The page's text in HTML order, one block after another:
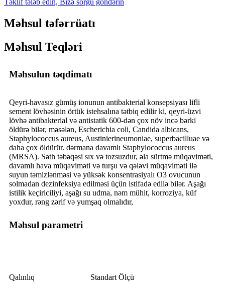
Təklif tələb edin, Bizə sorğu göndərin
Məhsul təfərrüatı
Məhsul Teqləri
Məhsulun təqdimatı
Qeyri-havasız gümüş ionunun antibakterial konsepsiyası lifli
sement lövhəsinin örtük istehsalına tətbiq edilir ki, qeyri-üzvi
lövhə antibakterial və antistatik 600-dən çox növ incə bərki
öldürə bilər, məsələn, Escherichia coli, Candida albicans,
Staphylococcus aureus, Austinierineumoniae, superbacilluae və
daha çox öldürür. dərmana davamlı Staphylococcus aureus
(MRSA). Səth təbəqəsi sıx və tozsuzdur, əla sürtmə müqaviməti,
davamlı hava müqaviməti və turşu və qələvi müqaviməti ilə
suyun təmizlənməsi və yüksək konsentrasiyalı O3 ovucunun
solmadan dezinfeksiya edilməsi üçün istifadə edilə bilər. Aşağı
istilik keçiriciliyi, aşağı su udma, nəm mühit, korroziya, küf
yoxdur, rəng zərif və yumşaq olmalıdır,
Məhsul parametri
Qalınlıq Standart Ölçü